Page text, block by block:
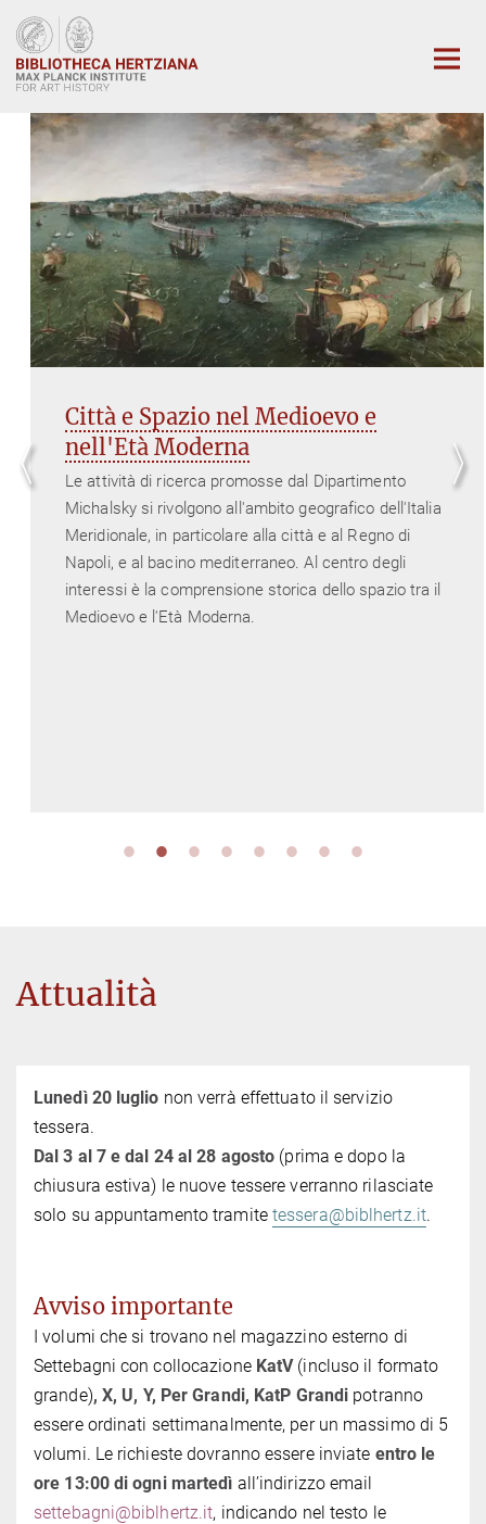
Main-
Content
Città e Spazio nel Medioevo e
nell'Età Moderna
Le attività di ricerca promosse dal Dipartimento
Michalsky si rivolgono all'ambito geografico dell'Italia
Meridionale, in particolare alla città e al Regno di
Napoli, e al bacino mediterraneo. Al centro degli
interessi è la comprensione storica dello spazio tra il
Medioevo e l'Età Moderna.
Attualità
Lunedì 20 luglio non verrà effettuato il servizio
tessera.
Dal 3 al 7 e dal 24 al 28 agosto (prima e dopo la
chiusura estiva) le nuove tessere verranno rilasciate
solo su appuntamento tramite tessera@biblhertz.it.
Avviso importante
I volumi che si trovano nel magazzino esterno di
Settebagni con collocazione KatV (incluso il formato
grande), X, U, Y, Per Grandi, KatP Grandi potranno
essere ordinati settimanalmente, per un massimo di 5
volumi. Le richieste dovranno essere inviate entro le
ore 13:00 di ogni martedì all’indirizzo email
settebagni@biblhertz.it, indicando nel testo le